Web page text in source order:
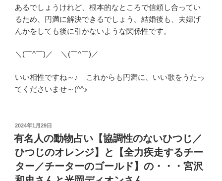
あるでしょうけれど、根本的なところで信頼し合ってい
るため、円満に解決できるでしょう。結婚後も、夫婦げ
んかをしても後に引かないような関係性です。
＼(￣^￣)／ ＼(￣^￣)／
いい相性ですね～♪ これからも円満に、いい歌をうたっ
てくださいませ～(^^♪
投
稿
日:
2024年1月29日
有名人の動物占い【協調性のないひつじ／
ひつじのオレンジ】と【全力疾走するチー
ター／チーターのゴールド】の・・・宮沢